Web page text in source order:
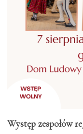
Występ zespołów